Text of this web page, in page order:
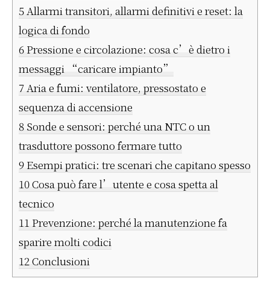
5Allarmi transitori, allarmi definitivi e reset: la
logica di fondo
6 Pressione e circolazione: cosa c’è dietro i
messaggi “caricare impianto”
7Aria e fumi: ventilatore, pressostato e
sequenza di accensione
8 Sonde e sensori: perché una NTC o un
trasduttore possono fermare tutto
9 Esempi pratici: tre scenari che capitano spesso
10Cosa può fare l’utente e cosa spetta al
tecnico
11 Prevenzione: perché la manutenzione fa
sparire molti codici
12Conclusioni